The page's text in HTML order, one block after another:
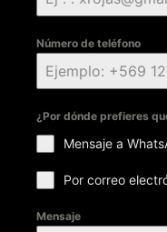
Número de teléfono
¿Por dónde prefieres
Mensaje a
Por correo
Mensaje